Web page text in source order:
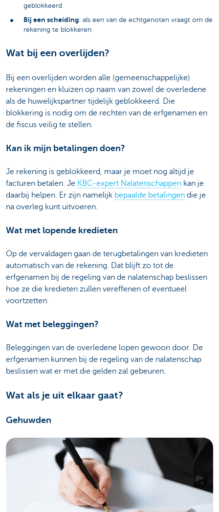
geblokkeerd
Bij een scheiding: als een van de echtgenoten vraagt om de
rekening te blokkeren
Wat bij een overlijden?
Bij een overlijden worden alle (gemeenschappelijke)
rekeningen en kluizen op naam van zowel de overledene
als de huwelijkspartner tijdelijk geblokkeerd. Die
blokkering is nodig om de rechten van de erfgenamen en
de fiscus veilig te stellen.
Kan ik mijn betalingen doen?
Je rekening is geblokkeerd, maar je moet nog altijd je
facturen betalen. Je KBC-expert Nalatenschappen kan je
daarbij helpen. Er zijn namelijk bepaalde betalingen die je
na overleg kunt uitvoeren.
Wat met lopende kredieten
Op de vervaldagen gaan de terugbetalingen van kredieten
automatisch van de rekening. Dat blijft zo tot de
erfgenamen bij de regeling van de nalatenschap beslissen
hoe ze die kredieten zullen vereffenen of eventueel
voortzetten.
Wat met beleggingen?
Beleggingen van de overledene lopen gewoon door. De
erfgenamen kunnen bij de regeling van de nalatenschap
beslissen wat er met die gelden zal gebeuren.
Wat als je uit elkaar gaat?
Gehuwden